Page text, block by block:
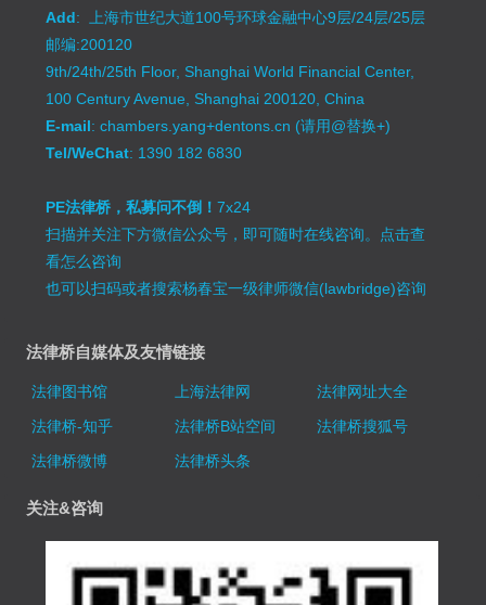
Add: 上海市世纪大道100号环球金融中心9层/24层/25层
邮编:200120
9th/24th/25th Floor, Shanghai World Financial Center,
100 Century Avenue, Shanghai 200120, China
E-mail: chambers.yang+dentons.cn (请用@替换+)
Tel/WeChat: 1390 182 6830
PE法律桥，私募问不倒！7x24
扫描并关注下方微信公众号，即可随时在线咨询。 点击查
看怎么咨询
也可以扫码或者搜索杨春宝一级律师微信(lawbridge)咨询
法律桥自媒体及友情链接
法律图书馆 上海法律网
法律网址大全
法律桥-知乎
法律桥B站空间
法律桥搜狐号
法律桥微博
法律桥头条
关注&咨询